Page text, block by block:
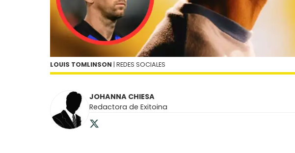
LOUIS TOMLINSON | REDES SOCIALES
JOHANNA CHIESA
Redactora de Exitoina